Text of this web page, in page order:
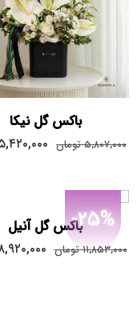
باکس گل نیکا
۵,۸۰۷,۰۰۰ تومان
-25%باکس گل آنیل
۱۱,۸۵۳,۰۰۰ تومان